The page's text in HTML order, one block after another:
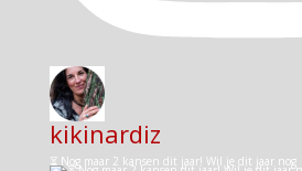
kikinardiz
⏳ Nog maar 2 kansen dit jaar! Wil je dit jaar nog